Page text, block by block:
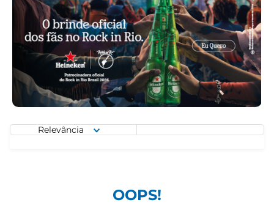
Relevância
OOPS!
leite
café
queijo
azeite
biscoito
arroz